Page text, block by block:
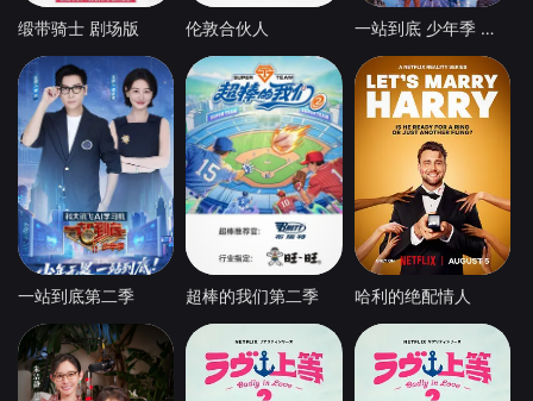
缎带骑士 剧场版 伦敦合伙人 一站到底 少年季 第2季
一站到底第二季 超棒的我们第二季 哈利的绝配情人